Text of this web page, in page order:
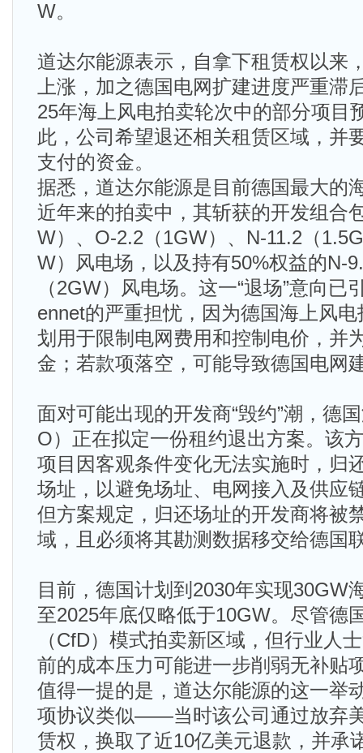
W。
道达尔能源表示，自拿下租赁权以来
上涨，加之德国电网扩建进度严重滞
25年海上风电拍卖轮次中的部分项目
此，公司希望退还相关租赁区域，并
支付的资金。
据悉，道达尔能源是目前德国最大的
近年来的拍卖中，其斩获的开发组合
W）、O-2.2（1GW）、N-11.2（
W）风电场，以及持有50%权益的N-
（2GW）风电场。这一“退场”意向已
ennet的严重担忧，因为德国海上风
划用于限制电网费用和控制电价，并
金；若款项落空，可能导致德国电网
面对可能出现的开发商“毁约”潮，德
O）正在拟定一份租约退出方案。该
项目因客观条件变化无法实施时，归
场址，以避免场址、电网接入及供应
但方案规定，归还场址的开发商将被
域，且必须将其勘测数据移交给德国
目前，德国计划到2030年实现30GW
至2025年底仅略低于10GW。尽管德
（CfD）模式拍卖新区域，但行业人
前的成本压力可能进一步削弱无补贴
值得一提的是，道达尔能源的这一举
项协议类似——当时该公司通过放弃
赁权，换取了近10亿美元退款，并承